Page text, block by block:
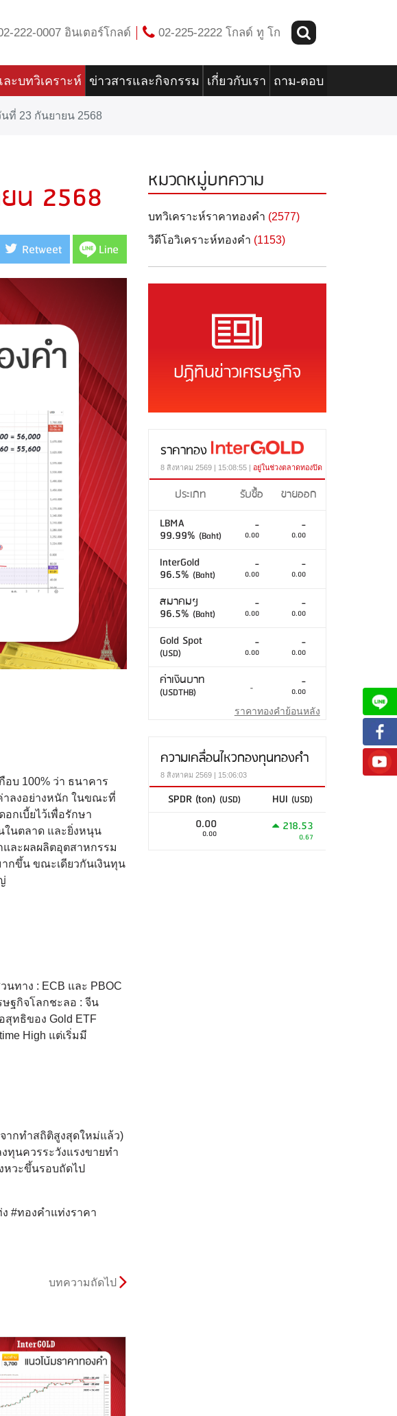
222-0007 อินเตอร์โกลด์ 02-225-2222 โกลด์ ทู โก
ะบทวิเคราะห์ ข่าวสารและกิจกรรม เกี่ยวกับเรา ถาม-ตอบ
ที่ 23 กันยายน 2568
น 2568
Retweet Line
บ 100% ว่า ธนาคาร
าลงอย่างหนัก ในขณะที่
กเบี้ยไว้เพื่อรักษา
ในตลาด และยิ่งหนุน
ละผลผลิตอุตสาหกรรม
กขึ้น ขณะเดียวกันเงินทุน
นทาง : ECB และ PBOC
ษฐกิจโลกชะลอ : จีน
สุทธิของ Gold ETF
High แต่เริ่มมี
ากทำสถิติสูงสุดใหม่แล้ว)
ทุนควรระวังแรงขายทำ
หวะขึ้นรอบถัดไป
#ทองคำแท่งราคา
บทความถัดไป
หมวดหมู่บทความ
บทวิเคราะห์ราคาทองคำ (2577)
วิดีโอวิเคราะห์ทองคำ (1153)
ปฏิทินข่าวเศรษฐกิจ
ราคาทอง
8 สิงหาคม 2569 | 15:08:55 | อยู่ในช่วงตลาดทองปิด
ประเภท รับซื้อ
ขายออก
LBMA
99.99% (Baht)
-
0.00
-
0.00
InterGold
96.5% (Baht)
-
0.00
-
0.00
สมาคมฯ
96.5% (Baht)
-
0.00
-
0.00
Gold Spot
(USD)
-
0.00
-
0.00
ค่าเงินบาท
(USDTHB) - -
0.00
ราคาทองคำย้อนหลัง
ความเคลื่อนไหวกองทุนทองคำ
8 สิงหาคม 2569 | 15:06:03
SPDR (ton) (USD) HUI (USD)
0.00
0.00 218.53
0.67